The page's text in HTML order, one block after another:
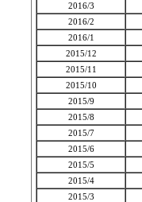
2016/3
2016/2
2016/1
2015/12
2015/11
2015/10
2015/9
2015/8
2015/7
2015/6
2015/5
2015/4
2015/3